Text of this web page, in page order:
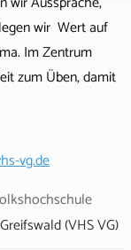
wir Wert auf
Im Zentrum
zum Üben, damit
vg.de
(VHS VG)